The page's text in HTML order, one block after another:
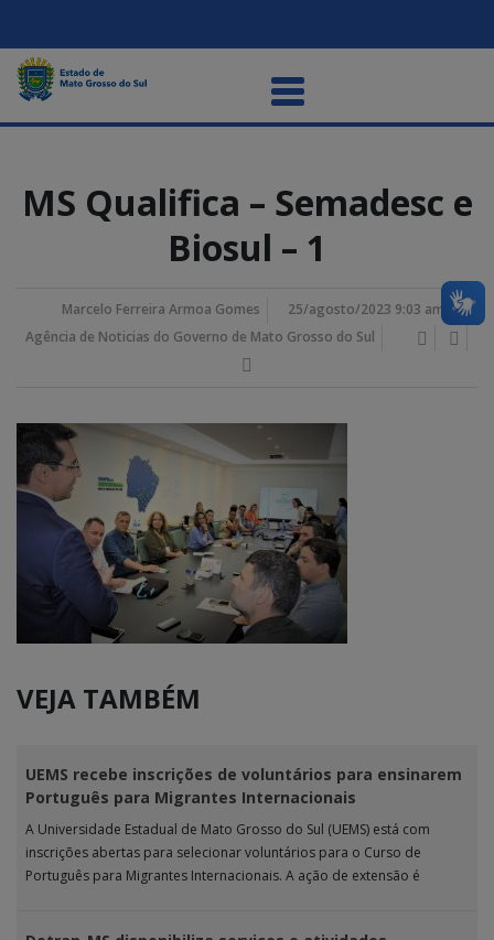
MS Qualifica – Semadesc e
Biosul – 1
Marcelo Ferreira Armoa Gomes
25/agosto/2023 9:03 am
Agência de Noticias do Governo de Mato Grosso do Sul
VEJA TAMBÉM
UEMS recebe inscrições de voluntários para ensinarem
Português para Migrantes Internacionais
A Universidade Estadual de Mato Grosso do Sul (UEMS) está com
inscrições abertas para selecionar voluntários para o Curso de
Português para Migrantes Internacionais. A ação de extensão é